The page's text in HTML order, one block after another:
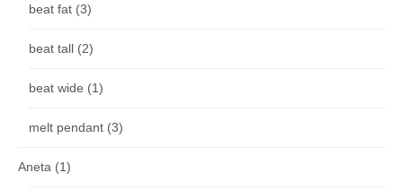
beat fat (3)
beat tall (2)
beat wide (1)
melt pendant (3)
Aneta (1)